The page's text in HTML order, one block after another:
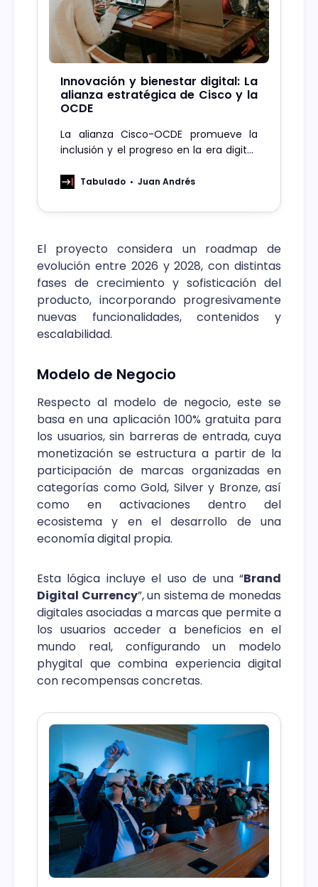
Innovación y bienestar digital: La
alianza estratégica de Cisco y la
OCDE
La alianza Cisco-OCDE promueve la
inclusión y el progreso en la era digital,
Tabulado Juan Andrés
El proyecto considera un roadmap de
evolución entre 2026 y 2028, con distintas
fases de crecimiento y sofisticación del
producto, incorporando progresivamente
nuevas funcionalidades, contenidos y
escalabilidad.
Modelo de Negocio
Respecto al modelo de negocio, este se
basa en una aplicación 100% gratuita para
los usuarios, sin barreras de entrada, cuya
monetización se estructura a partir de la
participación de marcas organizadas en
categorías como Gold, Silver y Bronze, así
como en activaciones dentro del
ecosistema y en el desarrollo de una
economía digital propia.
Esta lógica incluye el uso de una “Brand
Digital Currency”, un sistema de monedas
digitales asociadas a marcas que permite a
los usuarios acceder a beneficios en el
mundo real, configurando un modelo
phygital que combina experiencia digital
con recompensas concretas.